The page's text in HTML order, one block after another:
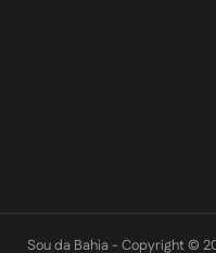
Sou da Bahia - Copyright ©